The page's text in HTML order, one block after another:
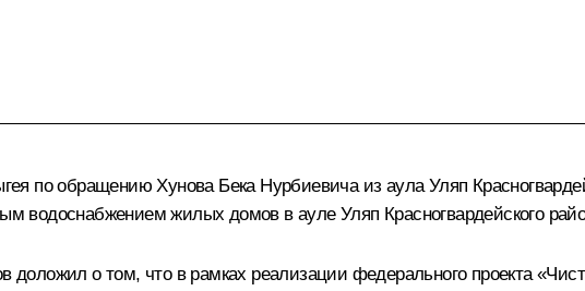
по обращению Хунова Бека Нурбиевича из аула Уляп
водоснабжением жилых домов в ауле Уляп Красногвардейского
о том, что в рамках реализации федерального проекта